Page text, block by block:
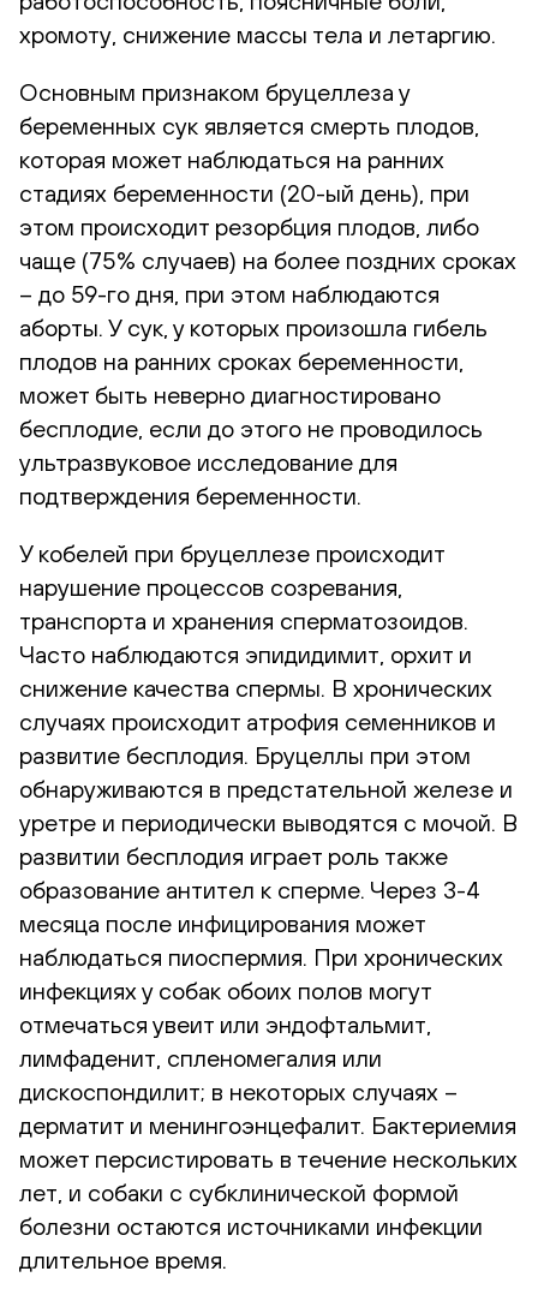
хромоту, снижение массы тела и летаргию.
Основным признаком бруцеллеза у
беременных сук является смерть плодов,
которая может наблюдаться на ранних
стадиях беременности (20-ый день), при
этом происходит резорбция плодов, либо
чаще (75% случаев) на более поздних сроках
– до 59-го дня, при этом наблюдаются
аборты. У сук, у которых произошла гибель
плодов на ранних сроках беременности,
может быть неверно диагностировано
бесплодие, если до этого не проводилось
ультразвуковое исследование для
подтверждения беременности.
У кобелей при бруцеллезе происходит
нарушение процессов созревания,
транспорта и хранения сперматозоидов.
Часто наблюдаются эпидидимит, орхит и
снижение качества спермы. В хронических
случаях происходит атрофия семенников и
развитие бесплодия. Бруцеллы при этом
обнаруживаются в предстательной железе и
уретре и периодически выводятся с мочой. В
развитии бесплодия играет роль также
образование антител к сперме. Через 3-4
месяца после инфицирования может
наблюдаться пиоспермия. При хронических
инфекциях у собак обоих полов могут
отмечаться увеит или эндофтальмит,
лимфаденит, спленомегалия или
дискоспондилит; в некоторых случаях –
дерматит и менингоэнцефалит. Бактериемия
может персистировать в течение нескольких
лет, и собаки с субклинической формой
болезни остаются источниками инфекции
длительное время.